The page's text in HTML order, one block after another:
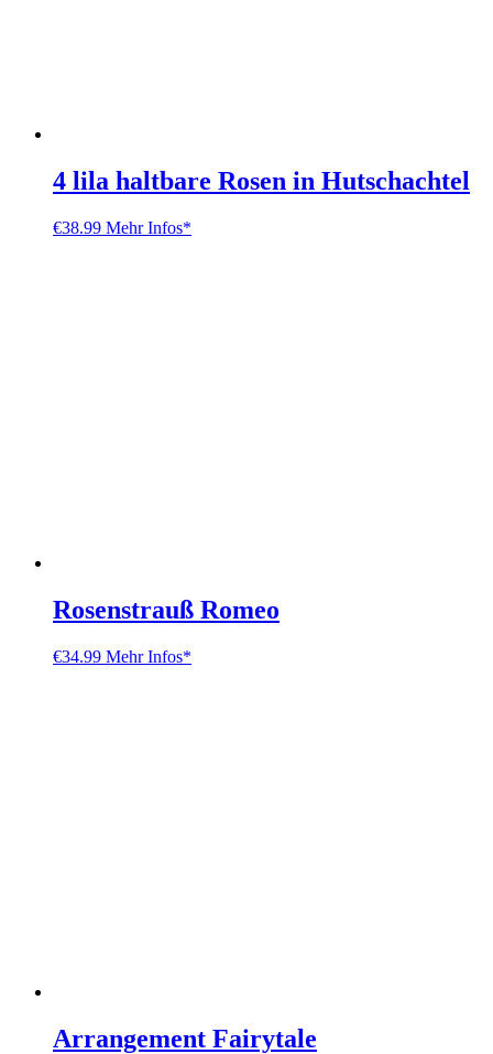
4 lila haltbare Rosen in Hutschachtel
€38.99 Mehr Infos*
Rosenstrauß Romeo
€34.99 Mehr Infos*
Arrangement Fairytale